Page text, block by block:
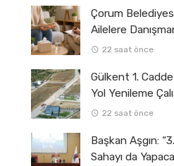
Çorum
Ailelere
22 saat önce
Gülkent 1.
Yol Yenileme
22 saat önce
Başkan Aşgın:
Sahayı da